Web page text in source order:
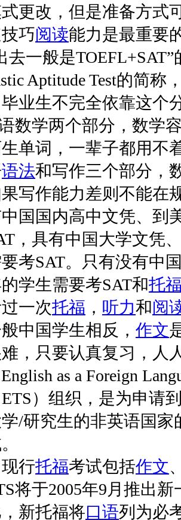
更改，但是准备方式
巧阅读能力是最重要
去一般是
Aptitude Test的简
业生不完全依靠这个
数学两个部分，数学
单词，一辈子都用不
语法和写作三个部分，
写作能力差则不能在
国国内高中文凭、到
，具有中国大学文凭
考SAT。只有没有中
学生需要考SAT和托
一次托福 ， 听力和阅
中国学生相反， 作文
，只要认真复习，人
as a Foreign
）组织，是为申请
/研究生的非英语国家
行托福考试包括作文
将于2005年9月推出
新托福将口语列为必